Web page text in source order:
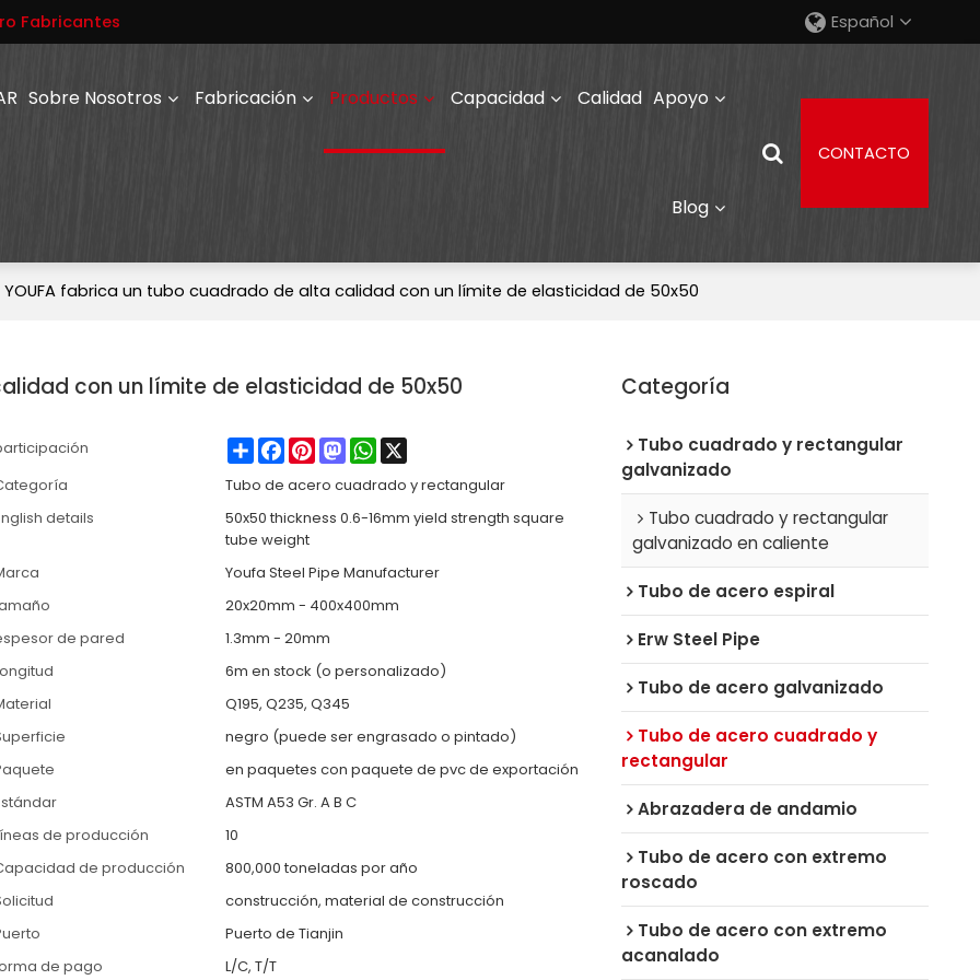
Fabricantes Español
Sobre Nosotros Fabricación Productos Capacidad Calidad Apoyo
Blog
CONTACTO
YOUFA fabrica un tubo cuadrado de alta calidad con un límite de elasticidad de 50x50
con un límite de elasticidad de 50x50
ShareFacebook
PinterestMastodonWhatsApp
Tubo de acero cuadrado y rectangular
details
50x50 thickness 0.6-16mm yield strength square
tube weight
Youfa Steel Pipe Manufacturer
20x20mm - 400x400mm
de pared
1.3mm - 20mm
6m en stock (o personalizado)
Q195, Q235, Q345
negro (puede ser engrasado o pintado)
en paquetes con paquete de pvc de exportación
ASTM A53 Gr. A B C
de producción
10
de producción
800,000 toneladas por año
construcción, material de construcción
Puerto de Tianjin
de pago
L/C, T/T
Categoría
Tubo cuadrado y rectangular
galvanizado
Tubo cuadrado y rectangular
galvanizado en caliente
Tubo de acero espiral
Erw Steel Pipe
Tubo de acero galvanizado
Tubo de acero cuadrado y
rectangular
Abrazadera de andamio
Tubo de acero con extremo
roscado
Tubo de acero con extremo
acanalado